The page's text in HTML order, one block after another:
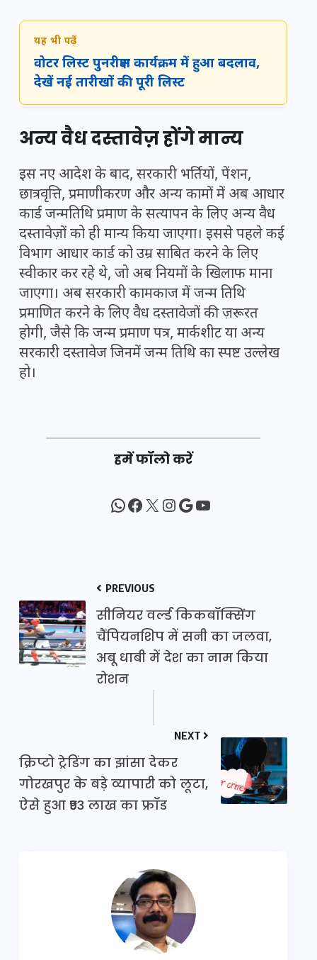
यह भी पढ़ें
वोटर लिस्ट पुनरीक्षण कार्यक्रम में हुआ बदलाव,
देखें नई तारीखों की पूरी लिस्ट
अन्य वैध दस्तावेज़ होंगे मान्य
इस नए आदेश के बाद, सरकारी भर्तियों, पेंशन,
छात्रवृत्ति, प्रमाणीकरण और अन्य कामों में अब आधार
कार्ड जन्मतिथि प्रमाण के सत्यापन के लिए अन्य वैध
दस्तावेज़ों को ही मान्य किया जाएगा। इससे पहले कई
विभाग आधार कार्ड को उम्र साबित करने के लिए
स्वीकार कर रहे थे, जो अब नियमों के खिलाफ माना
जाएगा। अब सरकारी कामकाज में जन्म तिथि
प्रमाणित करने के लिए वैध दस्तावेजों की ज़रूरत
होगी, जैसे कि जन्म प्रमाण पत्र, मार्कशीट या अन्य
सरकारी दस्तावेज जिनमें जन्म तिथि का स्पष्ट उल्लेख
हो।
हमें फॉलो करें
WhatsApp
Facebook
X Instagram
Google
YouTube
PREVIOUS
सीनियर वर्ल्ड किकबॉक्सिंग
चैंपियनशिप में सनी का जलवा,
अबू धाबी में देश का नाम किया
रोशन
NEXT
क्रिप्टो ट्रेडिंग का झांसा देकर
गोरखपुर के बड़े व्यापारी को लूटा,
ऐसे हुआ ₹93 लाख का फ्रॉड